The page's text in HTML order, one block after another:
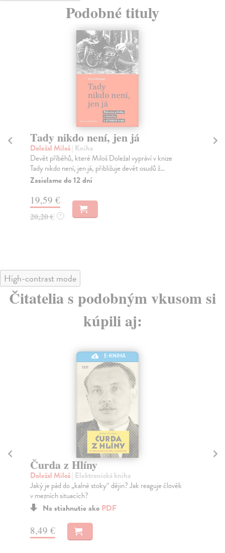
Podobné tituly
Tady nikdo není, jen já
Doležal Miloš| Kniha
Devět příběhů, které Miloš Doležal vypráví v knize
Tady nikdo není, jen já, přibližuje devět osudů ž...
Zasielame do 12 dní
19,59 €
20,20 € ?
High-contrast mode
Čitatelia s podobným vkusom si
kúpili aj:
E-KNIHA
Čurda z Hlíny
Doležal Miloš| Elektronická kniha
Jaký je pád do „kalné stoky“ dějin? Jak reaguje člověk
v mezních situacích?
Na stiahnutie ako PDF
8,49 €